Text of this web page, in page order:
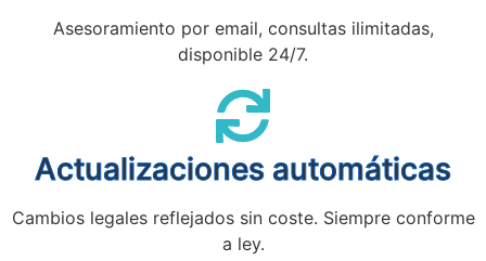
Asesoramiento por email, consultas ilimitadas,
disponible 24/7.
Actualizaciones automáticas
Cambios legales reflejados sin coste. Siempre conforme
a ley.